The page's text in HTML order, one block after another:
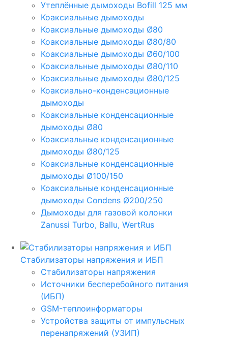
Утеплённые дымоходы Bofill 125 мм
Коаксиальные дымоходы
Коаксиальные дымоходы Ø80
Коаксиальные дымоходы Ø80/80
Коаксиальные дымоходы Ø60/100
Коаксиальные дымоходы Ø80/110
Коаксиальные дымоходы Ø80/125
Коаксиально-конденсационные
дымоходы
Коаксиальные конденсационные
дымоходы Ø80
Коаксиальные конденсационные
дымоходы Ø80/125
Коаксиальные конденсационные
дымоходы Ø100/150
Коаксиальные конденсационные
дымоходы Condens Ø200/250
Дымоходы для газовой колонки
Zanussi Turbo, Ballu, WertRus
Стабилизаторы напряжения и ИБП
Стабилизаторы напряжения
Источники бесперебойного питания
(ИБП)
GSM-теплоинформаторы
Устройства защиты от импульсных
перенапряжений (УЗИП)